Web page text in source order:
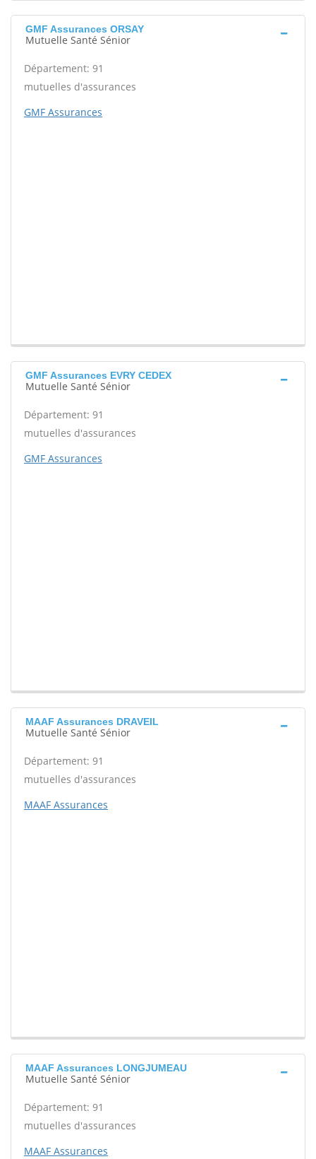
GMF Assurances ORSAY
Mutuelle Santé Sénior
Département: 91
mutuelles d'assurances
GMF Assurances
GMF Assurances EVRY CEDEX
Mutuelle Santé Sénior
Département: 91
mutuelles d'assurances
GMF Assurances
MAAF Assurances DRAVEIL
Mutuelle Santé Sénior
Département: 91
mutuelles d'assurances
MAAF Assurances
MAAF Assurances LONGJUMEAU
Mutuelle Santé Sénior
Département: 91
mutuelles d'assurances
MAAF Assurances